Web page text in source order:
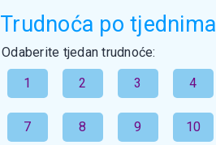
Trudnoća po tjednima
Odaberite tjedan trudnoće:
1
2 3 4
7 8 9 10